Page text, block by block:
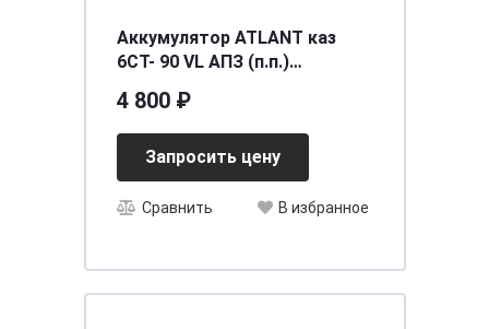
Аккумулятор ATLANT каз
6СТ- 90 VL АПЗ (п.п.)
4 800 ₽
Запросить цену
Сравнить В избранное